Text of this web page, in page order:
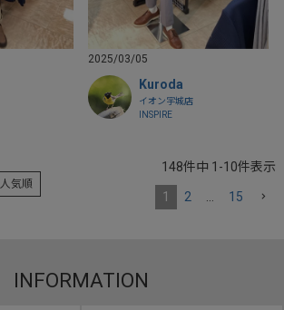
2025/03/05
Kuroda
イオン宇城店
INSPIRE
人気順
148件中 1 -10件表示
1 2 … 15
INFORMATION